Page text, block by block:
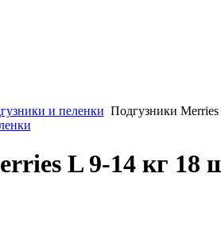
и пеленки Подгузники
L 9-14 кг 18